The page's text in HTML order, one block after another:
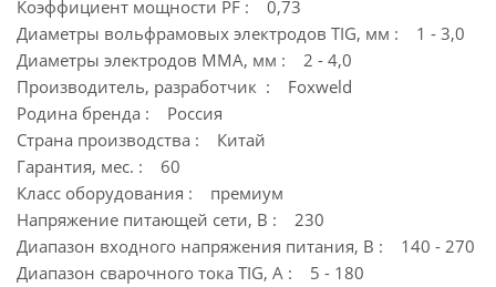
Коэффициент мощности PF : 0,73
Диаметры вольфрамовых электродов TIG, мм : 1 - 3,0
Диаметры электродов MMA, мм : 2 - 4,0
Производитель, разработчик : Foxweld
Родина бренда : Россия
Страна производства : Китай
Гарантия, мес. : 60
Класс оборудования : премиум
Напряжение питающей сети, В : 230
Диапазон входного напряжения питания, В : 140 - 270
Диапазон сварочного тока TIG, А : 5 - 180